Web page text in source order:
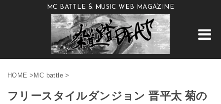
MC BATTLE & MUSIC WEB MAGAZINE
HOME > MC battle >
フリースタイルダンジョン 晋平太 菊の